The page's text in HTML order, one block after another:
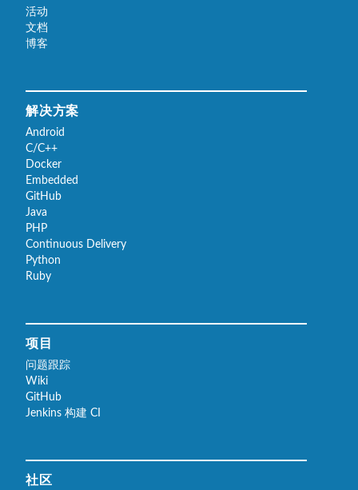
活动
文档
博客
解决方案
Android
C/C++
Docker
Embedded
GitHub
Java
PHP
Continuous Delivery
Python
Ruby
项目
问题跟踪
Wiki
GitHub
Jenkins 构建 CI
社区